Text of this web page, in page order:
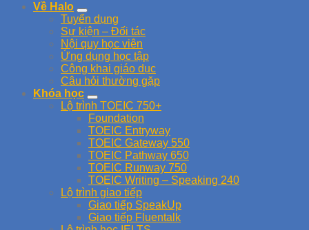
Về Halo
Tuyển dụng
Sự kiện – Đối tác
Nội quy học viên
Ứng dụng học tập
Công khai giáo dục
Câu hỏi thường gặp
Khóa học
Lộ trình TOEIC 750+
Foundation
TOEIC Entryway
TOEIC Gateway 550
TOEIC Pathway 650
TOEIC Runway 750
TOEIC Writing – Speaking 240
Lộ trình giao tiếp
Giao tiếp SpeakUp
Giao tiếp Fluentalk